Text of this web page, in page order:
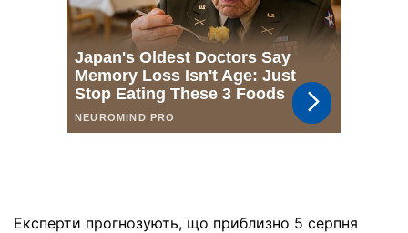
Експерти прогнозують, що приблизно 5 серпня